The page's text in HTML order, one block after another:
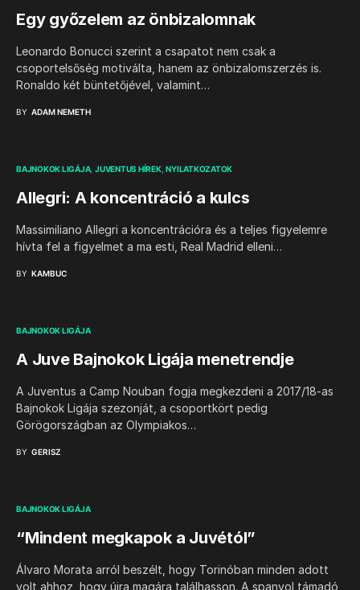
Egy győzelem az önbizalomnak
Leonardo Bonucci szerint a csapatot nem csak a
csoportelsőség motiválta, hanem az önbizalomszerzés is.
Ronaldo két büntetőjével, valamint…
BY ADAM NEMETH
BAJNOKOK LIGÁJA JUVENTUS HÍREK NYILATKOZATOK
Allegri: A koncentráció a kulcs
Massimiliano Allegri a koncentrációra és a teljes figyelemre
hívta fel a figyelmet a ma esti, Real Madrid elleni…
BY KAMBUC
BAJNOKOK LIGÁJA
A Juve Bajnokok Ligája menetrendje
A Juventus a Camp Nouban fogja megkezdeni a 2017/18-as
Bajnokok Ligája szezonját, a csoportkört pedig
Görögországban az Olympiakos…
BY GERISZ
BAJNOKOK LIGÁJA
“Mindent megkapok a Juvétól”
Álvaro Morata arról beszélt, hogy Torinóban minden adott
volt ahhoz, hogy újra magára találhasson. A spanyol támadó